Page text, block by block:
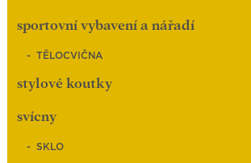
sportovní vybavení a nářadí
TĚLOCVIČNA
stylové koutky
svícny
SKLO